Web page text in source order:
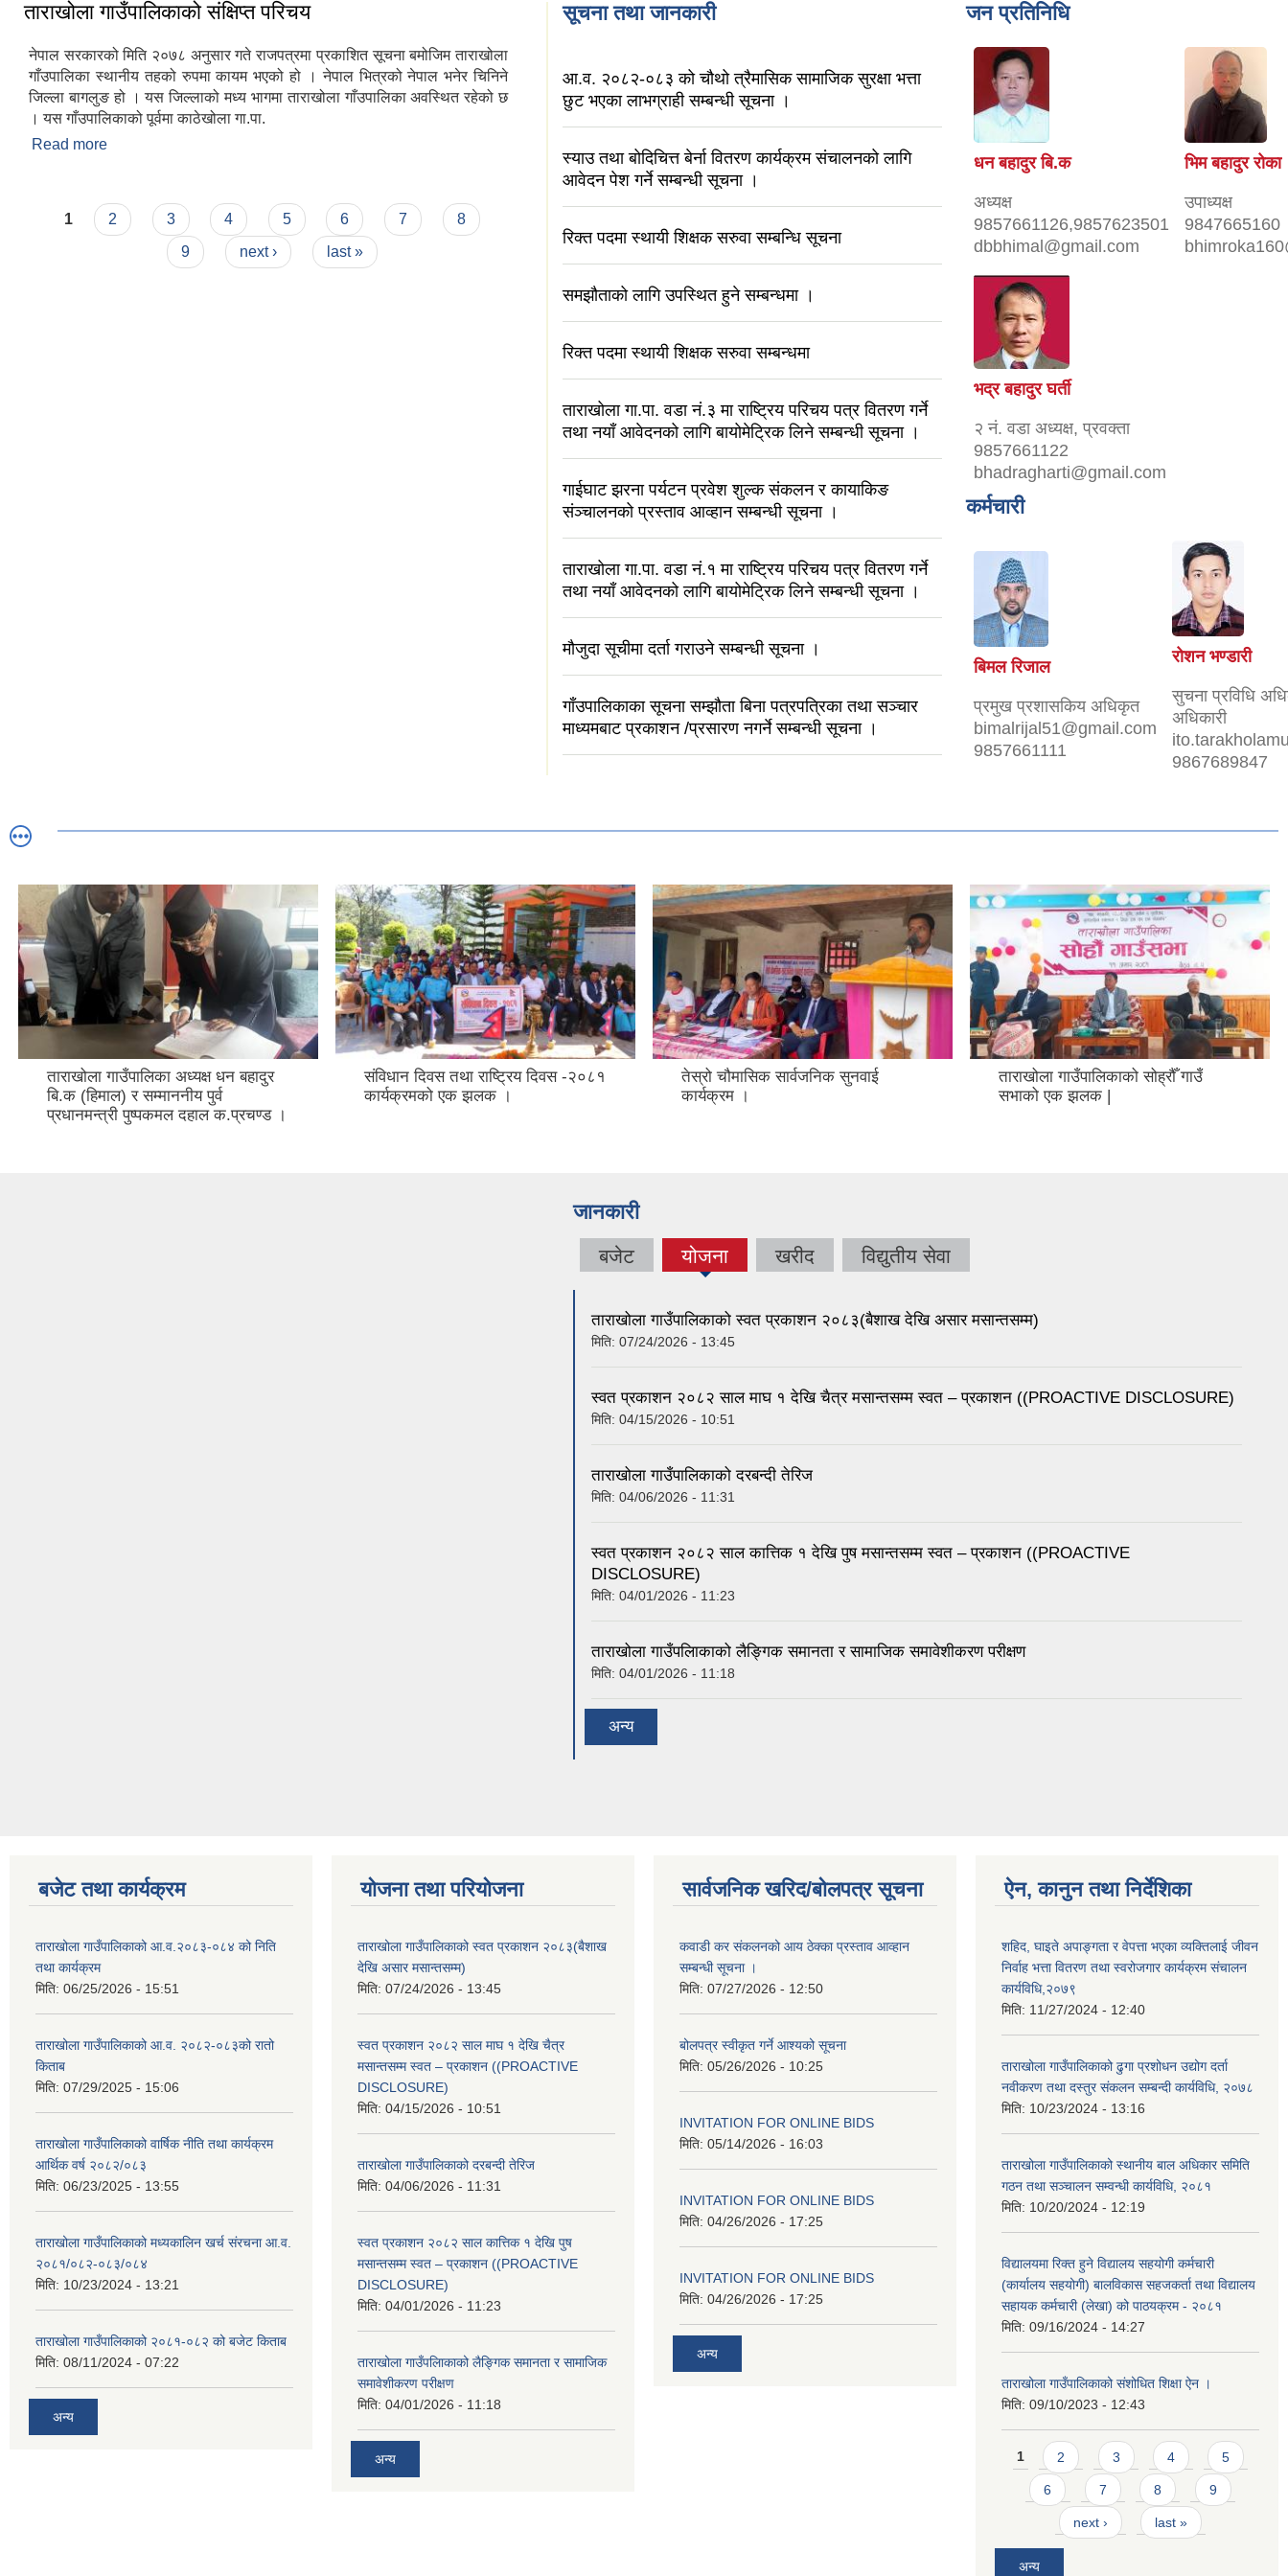
ताराखोला गाउँपालिकाको संक्षिप्त परिचय
नेपाल सरकारको मिति २०७८ अनुसार गते राजपत्रमा प्रकाशित सूचना बमोजिम ताराखोला
गाँउपालिका स्थानीय तहको रुपमा कायम भएको हो । नेपाल भित्रको नेपाल भनेर चिनिने
जिल्ला बागलुङ हो । यस जिल्लाको मध्य भागमा ताराखोला गाँउपालिका अवस्थित रहेको छ
। यस गाँउपालिकाको पूर्वमा काठेखोला गा.पा.
Read more
Pages
1 2 3 4 5 6 7
8
9
next › last »
सूचना तथा जानकारी
आ.व. २०८२-०८३ को चौथो त्रैमासिक सामाजिक सुरक्षा भत्ता
छुट भएका लाभग्राही सम्बन्धी सूचना ।
स्याउ तथा बोदिचित्त बेर्ना वितरण कार्यक्रम संचालनको लागि
आवेदन पेश गर्ने सम्बन्धी सूचना ।
रिक्त पदमा स्थायी शिक्षक सरुवा सम्बन्धि सूचना
समझौताको लागि उपस्थित हुने सम्बन्धमा ।
रिक्त पदमा स्थायी शिक्षक सरुवा सम्बन्धमा
ताराखोला गा.पा. वडा नं.३ मा राष्ट्रिय परिचय पत्र वितरण गर्ने
तथा नयाँ आवेदनको लागि बायोमेट्रिक लिने सम्बन्धी सूचना ।
गाईघाट झरना पर्यटन प्रवेश शुल्क संकलन र कायाकिङ
संञ्चालनको प्रस्ताव आव्हान सम्बन्धी सूचना ।
ताराखोला गा.पा. वडा नं.१ मा राष्ट्रिय परिचय पत्र वितरण गर्ने
तथा नयाँ आवेदनको लागि बायोमेट्रिक लिने सम्बन्धी सूचना ।
मौजुदा सूचीमा दर्ता गराउने सम्बन्धी सूचना ।
गाँउपालिकाका सूचना सम्झौता बिना पत्रपत्रिका तथा सञ्चार
माध्यमबाट प्रकाशन /प्रसारण नगर्ने सम्बन्धी सूचना ।
जन प्रतिनिधि
धन बहादुर बि.क
अध्यक्ष
9857661126,9857623501
dbbhimal@gmail.com
भिम बहादुर रोका
उपाध्यक्ष
9847665160
भद्र बहादुर घर्ती
२ नं. वडा अध्यक्ष, प्रवक्ता
9857661122
bhadragharti@gmail.com
कर्मचारी
बिमल रिजाल
प्रमुख प्रशासकिय अधिकृत
bimalrijal51@gmail.com
9857661111
रोशन भण्डारी
सुचना प्रविधि
अधिकारी
9867689847
ताराखोला गाउँपालिका अध्यक्ष धन बहादुर
बि.क (हिमाल) र सम्माननीय पुर्व
प्रधानमन्त्री पुष्पकमल दहाल क.प्रचण्ड ।
संविधान दिवस तथा राष्ट्रिय दिवस -२०८१
कार्यक्रमको एक झलक ।
तेस्रो चौमासिक सार्वजनिक सुनवाई
कार्यक्रम ।
ताराखोला गाउँपालिकाको सोह्रौँ गाउँ
सभाको एक झलक |
जानकारी
बजेट योजना
(active
खरीद विद्युतीय सेवा
ताराखोला गाउँपालिकाको स्वत प्रकाशन २०८३(बैशाख देखि असार मसान्तसम्म)
मिति: 07/24/2026 - 13:45
स्वत प्रकाशन २०८२ साल माघ १ देखि चैत्र मसान्तसम्म स्वत – प्रकाशन ((PROACTIVE DISCLOSURE)
मिति: 04/15/2026 - 10:51
ताराखोला गाउँपालिकाको दरबन्दी तेरिज
मिति: 04/06/2026 - 11:31
स्वत प्रकाशन २०८२ साल कात्तिक १ देखि पुष मसान्तसम्म स्वत – प्रकाशन ((PROACTIVE
DISCLOSURE)
मिति: 04/01/2026 - 11:23
ताराखोला गाउँपलािकाको लैङ्गिक समानता र सामाजिक समावेशीकरण परीक्षण
मिति: 04/01/2026 - 11:18
अन्य
बजेट तथा कार्यक्रम
ताराखोला गाउँपालिकाको आ.व.२०८३-०८४ को निति
तथा कार्यक्रम
मिति: 06/25/2026 - 15:51
ताराखोला गाउँपालिकाको आ.व. २०८२-०८३को रातो
किताब
मिति: 07/29/2025 - 15:06
ताराखोला गाउँपालिकाको वार्षिक नीति तथा कार्यक्रम
आर्थिक वर्ष २०८२/०८३
मिति: 06/23/2025 - 13:55
ताराखोला गाउँपालिकाको मध्यकालिन खर्च संरचना आ.व.
२०८१/०८२-०८३/०८४
मिति: 10/23/2024 - 13:21
ताराखोला गाउँपालिकाको २०८१-०८२ को बजेट किताब
मिति: 08/11/2024 - 07:22
अन्य
योजना तथा परियोजना
ताराखोला गाउँपालिकाको स्वत प्रकाशन २०८३(बैशाख
देखि असार मसान्तसम्म)
मिति: 07/24/2026 - 13:45
स्वत प्रकाशन २०८२ साल माघ १ देखि चैत्र
मसान्तसम्म स्वत – प्रकाशन ((PROACTIVE
DISCLOSURE)
मिति: 04/15/2026 - 10:51
ताराखोला गाउँपालिकाको दरबन्दी तेरिज
मिति: 04/06/2026 - 11:31
स्वत प्रकाशन २०८२ साल कात्तिक १ देखि पुष
मसान्तसम्म स्वत – प्रकाशन ((PROACTIVE
DISCLOSURE)
मिति: 04/01/2026 - 11:23
ताराखोला गाउँपलािकाको लैङ्गिक समानता र सामाजिक
समावेशीकरण परीक्षण
मिति: 04/01/2026 - 11:18
अन्य
सार्वजनिक खरिद/बोलपत्र सूचना
कवाडी कर संकलनको आय ठेक्का प्रस्ताव आव्हान
सम्बन्धी सूचना ।
मिति: 07/27/2026 - 12:50
बोलपत्र स्वीकृत गर्ने आश्यको सूचना
मिति: 05/26/2026 - 10:25
INVITATION FOR ONLINE BIDS
मिति: 05/14/2026 - 16:03
INVITATION FOR ONLINE BIDS
मिति: 04/26/2026 - 17:25
INVITATION FOR ONLINE BIDS
मिति: 04/26/2026 - 17:25
अन्य
ऐन, कानुन तथा निर्देशिका
शहिद, घाइते अपाङ्गता र वेपत्ता भएका व्यक्तिलाई जीवन
निर्वाह भत्ता वितरण तथा स्वरोजगार कार्यक्रम संचालन
कार्यविधि,२०७९
मिति: 11/27/2024 - 12:40
ताराखोला गाउँपालिकाको ढुगा प्रशोधन उद्योग दर्ता
नवीकरण तथा दस्तुर संकलन सम्बन्दी कार्यविधि, २०७८
मिति: 10/23/2024 - 13:16
ताराखोला गाउँपालिकाको स्थानीय बाल अधिकार समिति
गठन तथा सञ्चालन सम्वन्धी कार्यविधि, २०८१
मिति: 10/20/2024 - 12:19
विद्यालयमा रिक्त हुने विद्यालय सहयोगी कर्मचारी
(कार्यालय सहयोगी) बालविकास सहजकर्ता तथा विद्यालय
सहायक कर्मचारी (लेखा) को पाठयक्रम - २०८१
मिति: 09/16/2024 - 14:27
ताराखोला गाउँपालिकाको संशोधित शिक्षा ऐन ।
मिति: 09/10/2023 - 12:43
Pages
1 2 3 4 5
6 7 8 9
next › last »
अन्य